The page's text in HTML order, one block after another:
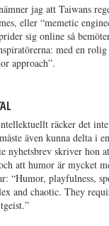
jag att Taiwans
eller “memetic
sig online så
med en
approach”.
räcker det
även kunna delta i
nyhetsbrev skriver hon
att humor är mycket
“Humor, playfulness,
and chaotic. They